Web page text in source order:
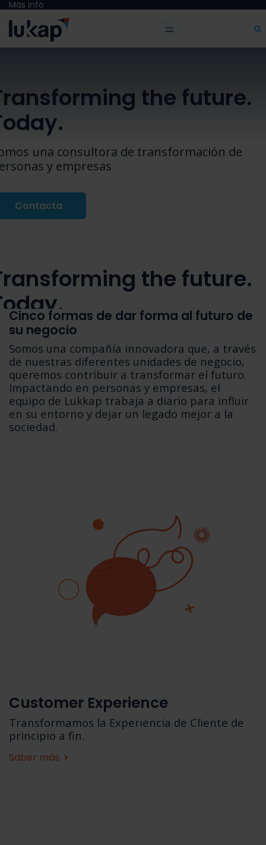
Más info
the future.
una consultora de transformación de
y empresas
Contacta
the future.
una consultora de transformación de
y empresas 2
Contacta
una consultora de transformación de
y empresas 3
Cinco formas de dar forma al futuro de
su negocio
Somos una compañía innovadora que, a través
de nuestras diferentes unidades de negocio,
queremos contribuir a transformar el futuro.
Impactando en personas y empresas, el
equipo de Lukkap trabaja a diario para influir
en su entorno y dejar un legado mejor a la
sociedad.
Customer Experience
Transformamos la Experiencia de Cliente de
principio a fin.
Saber más